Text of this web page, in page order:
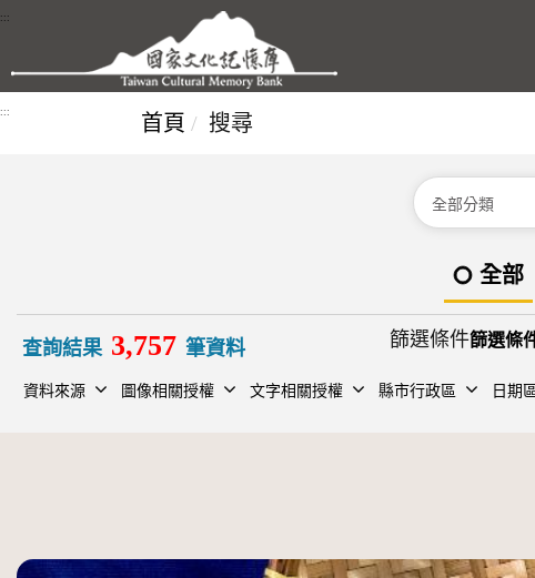
跳到主要內容區塊
:::
::: 首頁 搜尋
分類
全部
查詢結果 3,757 筆資料 篩選條件
資料來源 圖像相關授權 文字相關授權 縣市行政區 日期